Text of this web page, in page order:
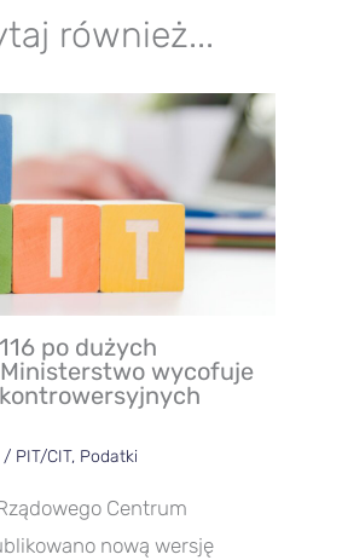
również...
po dużych
wycofuje
/ PIT/CIT, Podatki
Centrum
nową wersję